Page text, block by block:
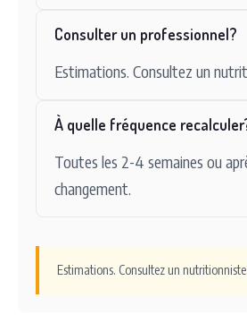
Consulter un professionnel?
Estimations. Consultez un
À quelle fréquence
Toutes les 2-4 semaines ou
changement.
Estimations. Consultez un nutritionniste.